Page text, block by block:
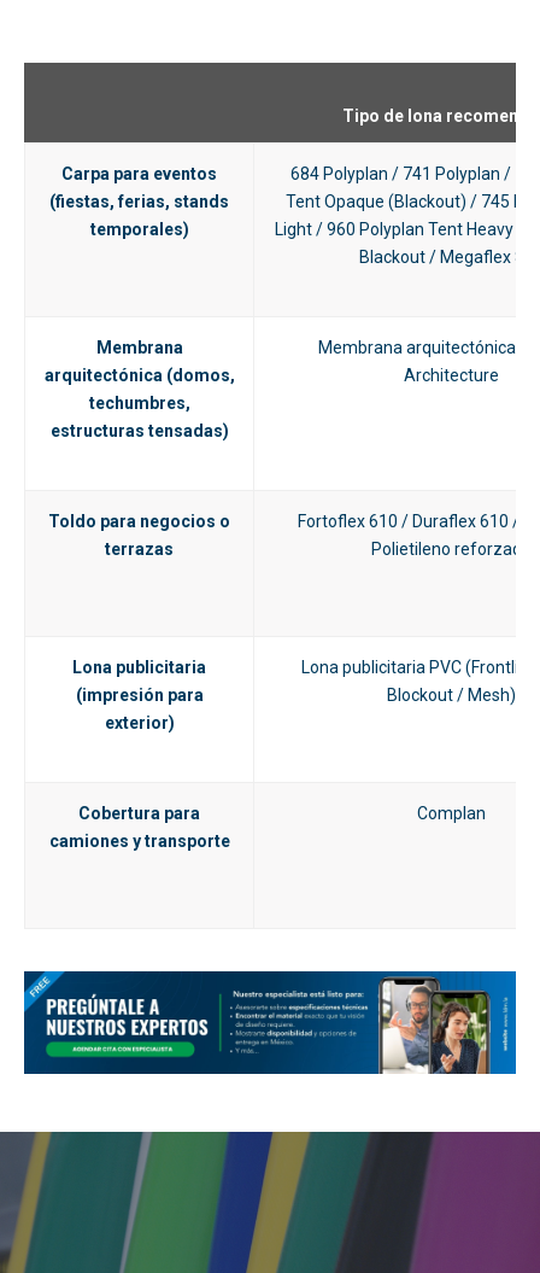
Tipo de lona
Carpa para eventos
(fiestas, ferias, stands
temporales)
684 Polyplan / 741 Polyplan /
Tent Opaque (Blackout) / 745
Light / 960 Polyplan Tent Heavy /
Blackout / Megaflex
Membrana
arquitectónica (domos,
techumbres,
estructuras tensadas)
Membrana arquitectónica
Architecture
Toldo para negocios o
terrazas
Fortoflex 610 / Duraflex 610 /
Polietileno reforzado
Lona publicitaria
(impresión para
exterior)
Lona publicitaria PVC (Frontlit
Blockout / Mesh)
Cobertura para
camiones y transporte
Complan